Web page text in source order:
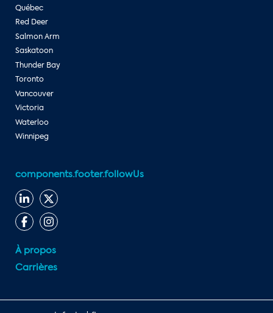
Québec
Red Deer
Salmon Arm
Saskatoon
Thunder Bay
Toronto
Vancouver
Victoria
Waterloo
Winnipeg
components.footer.followUs
À propos
Carrières